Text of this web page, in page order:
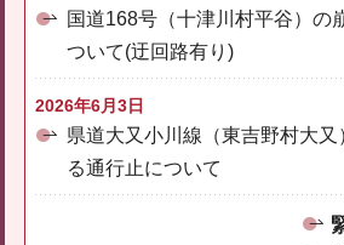
国道168号（十津川村平谷）の
ついて(迂回路有り)
2026年6月3日
県道大又小川線（東吉野村大又
る通行止について